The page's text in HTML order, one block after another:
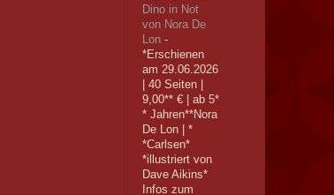
Dino in Not
von Nora De
Lon -
*Erschienen
am 29.06.2026
| 40 Seiten |
9,00** € | ab 5*
* Jahren**Nora
De Lon | *
*Carlsen*
*illustriert von
Dave Aikins*
Infos zum